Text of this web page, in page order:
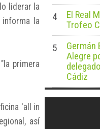
liderar la
informa la
primera
'all in
así
4
El Real
Trofeo
5
Germán
Alegre
Cádiz